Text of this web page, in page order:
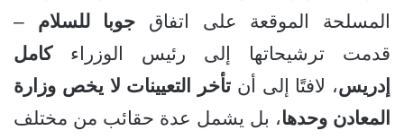
المسلحة الموقعة على اتفاق جوبا للسلام –
قدمت ترشيحاتها إلى رئيس الوزراءكامل
إدريس، لافتًا إلى أن تأخر التعيينات لا يخص وزارة
المعادن وحدها، بل يشمل عدة حقائب من مختلف